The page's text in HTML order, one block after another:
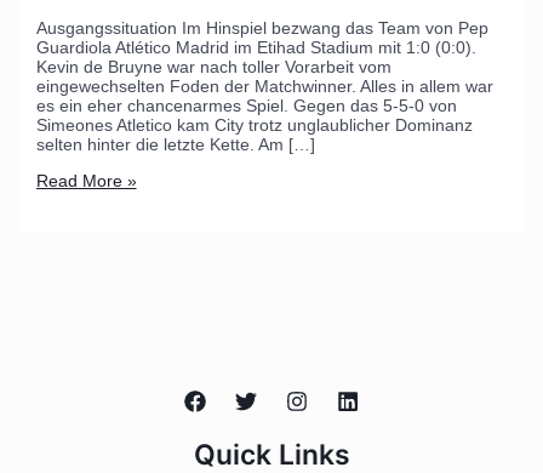
Ausgangssituation Im Hinspiel bezwang das Team von Pep
Guardiola Atlético Madrid im Etihad Stadium mit 1:0 (0:0).
Kevin de Bruyne war nach toller Vorarbeit vom
eingewechselten Foden der Matchwinner. Alles in allem war
es ein eher chancenarmes Spiel. Gegen das 5-5-0 von
Simeones Atletico kam City trotz unglaublicher Dominanz
selten hinter die letzte Kette. Am […]
Read More »
Quick Links